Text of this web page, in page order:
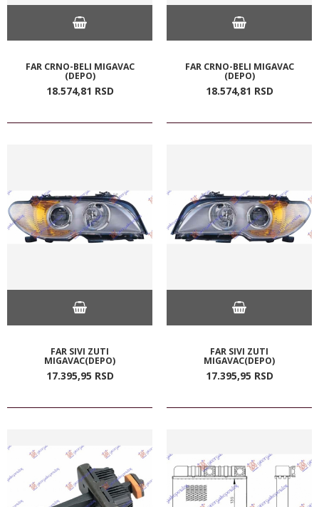
FAR CRNO-BELI MIGAVAC
(DEPO)
18.574,81 RSD
FAR CRNO-BELI MIGAVAC
(DEPO)
18.574,81 RSD
FAR SIVI ZUTI
MIGAVAC(DEPO)
17.395,95 RSD
FAR SIVI ZUTI
MIGAVAC(DEPO)
17.395,95 RSD